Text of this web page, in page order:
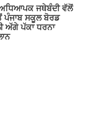
ਜਥੇਬੰਦੀ ਵੱਲੋਂ
ਸਕੂਲ ਬੋਰਡ
ਅੱਗੇ ਪੱਕਾ ਧਰਨਾ